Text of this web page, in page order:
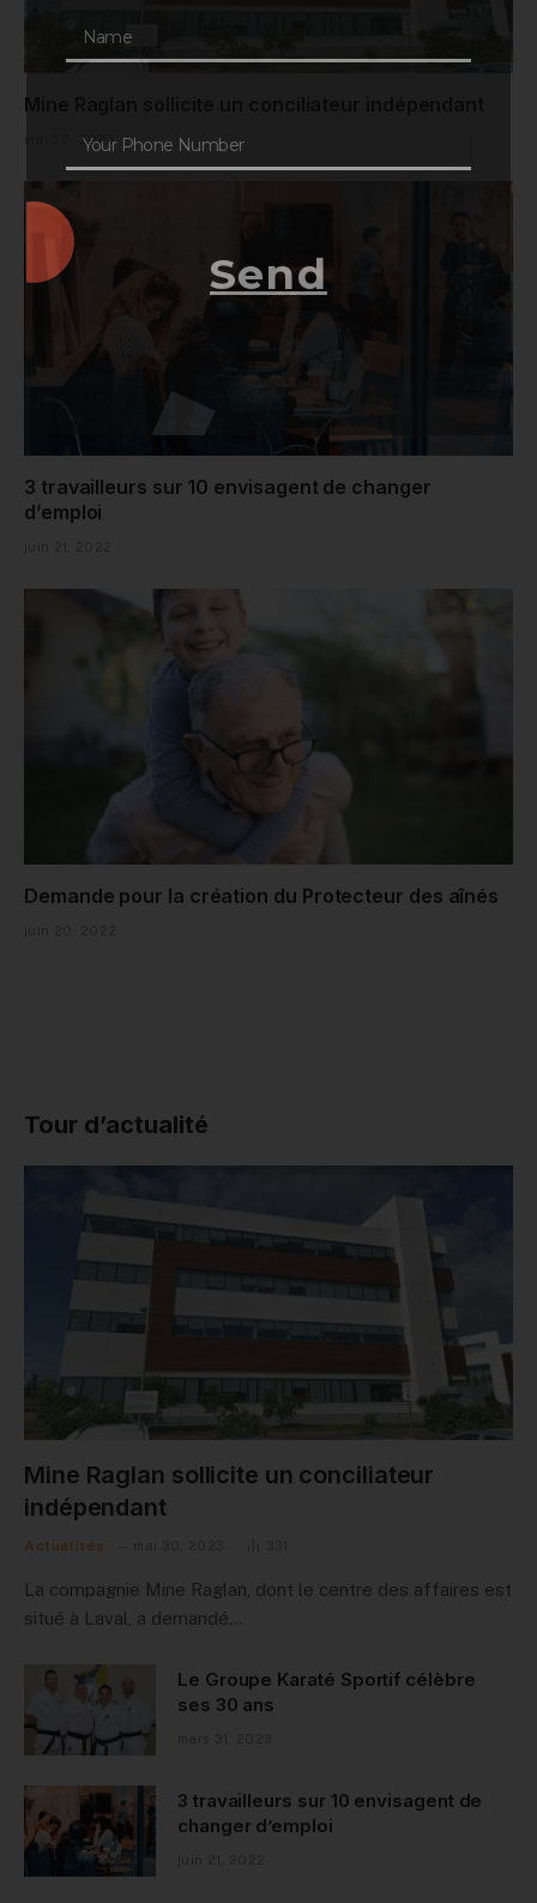
Mine Raglan sollicite un conciliateur indépendant
mai 30, 2023
3 travailleurs sur 10 envisagent de changer
d’emploi
Demande pour la création du Protecteur des aînés
Tour d’actualité
Mine Raglan sollicite un conciliateur
indépendant
Actualités
La compagnie Mine Raglan, dont le centre des affaires est
situé à Laval, a demandé…
Le Groupe Karaté Sportif célèbre
ses 30 ans
3 travailleurs sur 10 envisagent de
changer d’emploi
Send